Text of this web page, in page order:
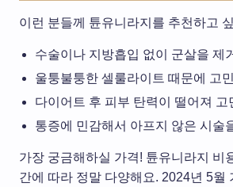
이런 분들께 튠유니라지를 추천하고
수술이나 지방흡입 없이 군살을 제
울퉁불퉁한 셀룰라이트 때문에 고
다이어트 후 피부 탄력이 떨어져 고
통증에 민감해서 아프지 않은 시술
가장 궁금해하실 가격! 튠유니라지 비
간에 따라 정말 다양해요. 2024년 5월